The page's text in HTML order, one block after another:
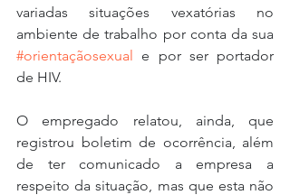
variadas situações vexatórias no
#orientaçãosexual e por ser portador
de HIV.
O empregado relatou, ainda, que
registrou boletim de ocorrência, além
de ter comunicado a empresa a
respeito da situação, mas que esta não